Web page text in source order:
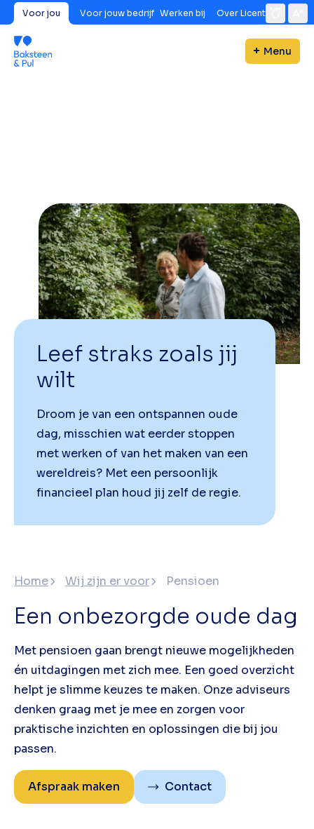
Voor jou Voor jouw bedrijf Werken bij Over Licent
Menu
Leef straks zoals jij
wilt
Droom je van een ontspannen oude
dag, misschien wat eerder stoppen
met werken of van het maken van een
wereldreis? Met een persoonlijk
financieel plan houd jij zelf de regie.
Home Wij zijn er voor Pensioen
Een onbezorgde oude dag
Met pensioen gaan brengt nieuwe mogelijkheden
én uitdagingen met zich mee. Een goed overzicht
helpt je slimme keuzes te maken. Onze adviseurs
denken graag met je mee en zorgen voor
praktische inzichten en oplossingen die bij jou
passen.
Afspraak maken Contact